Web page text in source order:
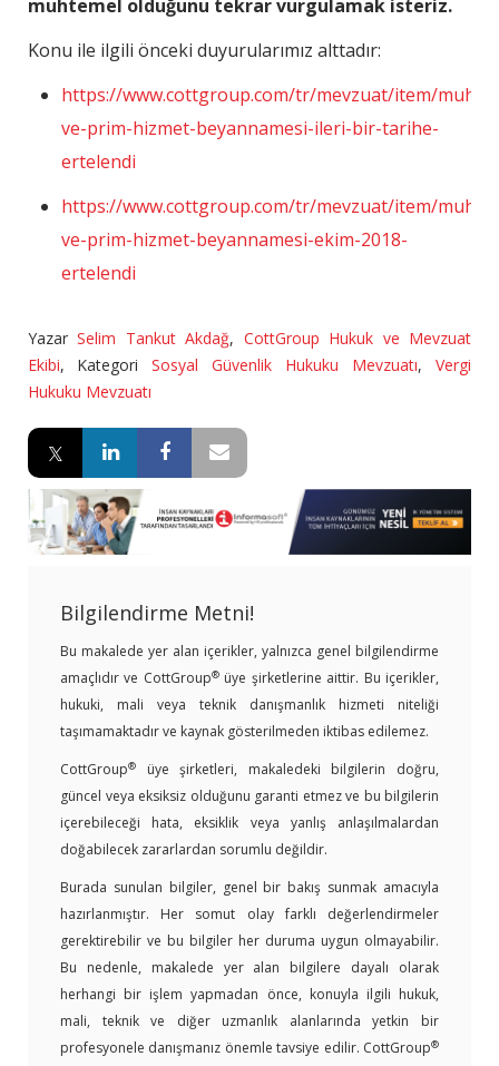
muhtemel olduğunu tekrar vurgulamak isteriz.
Konu ile ilgili önceki duyurularımız alttadır:
https://www.cottgroup.com/tr/mevzuat/item/
ve-prim-hizmet-beyannamesi-ileri-bir-tarihe-
ertelendi
https://www.cottgroup.com/tr/mevzuat/item/
ve-prim-hizmet-beyannamesi-ekim-2018-
ertelendi
YazarSelim Tankut Akdağ, CottGroup Hukuk ve Mevzuat
Ekibi, Kategori Sosyal Güvenlik Hukuku Mevzuatı, Vergi
Hukuku Mevzuatı
Bilgilendirme Metni!
Bu makalede yer alan içerikler, yalnızca genel bilgilendirme
amaçlıdır ve CottGroup®üye şirketlerine aittir. Bu içerikler,
hukuki, mali veya teknik danışmanlık hizmeti niteliği
taşımamaktadır ve kaynak gösterilmeden iktibas edilemez.
CottGroup®
üye şirketleri, makaledeki bilgilerin doğru,
güncel veya eksiksiz olduğunu garanti etmez ve bu bilgilerin
içerebileceği hata, eksiklik veya yanlış anlaşılmalardan
doğabilecek zararlardan sorumlu değildir.
Burada sunulan bilgiler, genel bir bakış sunmak amacıyla
hazırlanmıştır. Her somut olay farklı değerlendirmeler
gerektirebilir ve bu bilgiler her duruma uygun olmayabilir.
Bu nedenle, makalede yer alan bilgilere dayalı olarak
herhangi bir işlem yapmadan önce, konuyla ilgili hukuk,
mali, teknik ve diğer uzmanlık alanlarında yetkin bir
profesyonele danışmanız önemle tavsiye edilir. CottGroup®